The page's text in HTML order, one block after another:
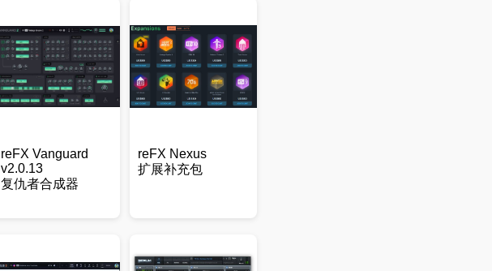
reFX Vanguard
v2.0.13
复仇者合成器
reFX Nexus
扩展补充包